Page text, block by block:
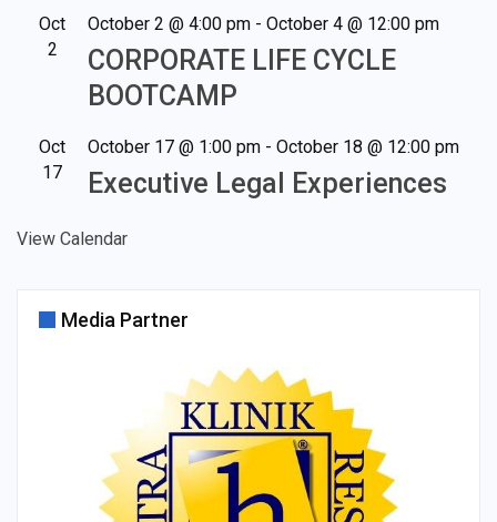
Oct
2
October 2 @ 4:00 pm - October 4 @ 12:00 pm
CORPORATE LIFE CYCLE
BOOTCAMP
Oct
17
October 17 @ 1:00 pm - October 18 @ 12:00 pm
Executive Legal Experiences
View Calendar
Media Partner